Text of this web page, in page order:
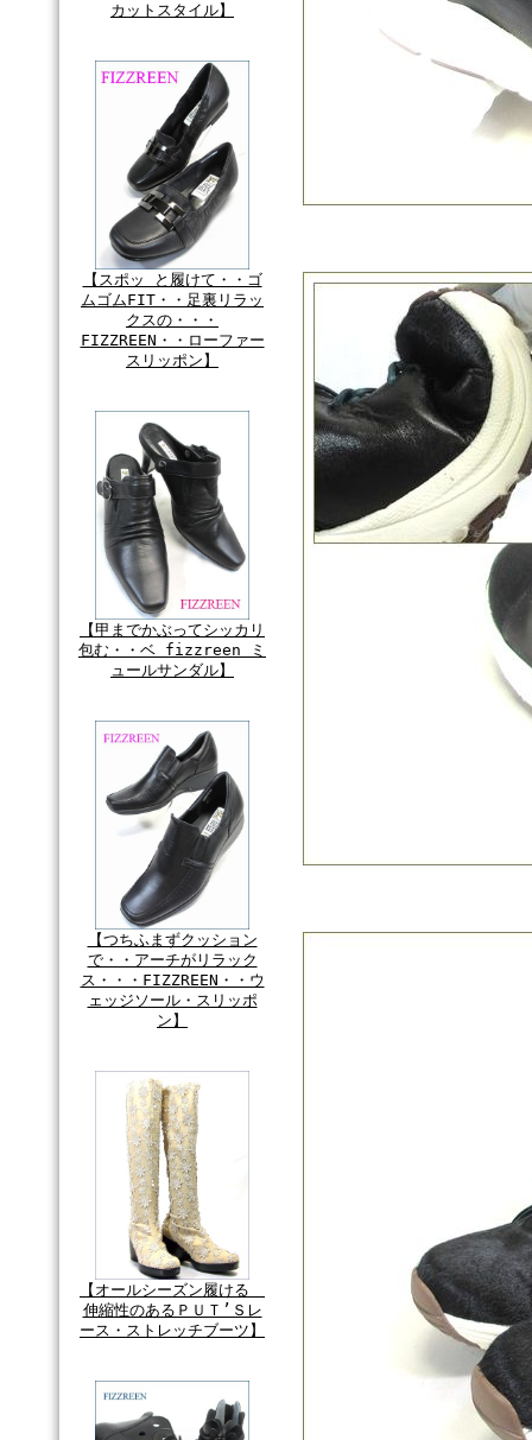
カットスタイル】
【スポッ と履けて・・ゴ
ムゴムFIT・・足裏リラッ
クスの・・・
FIZZREEN・・ローファー
スリッポン】
【甲までかぶってシッカリ
包む・・ベ fizzreen ミ
ュールサンダル】
【つちふまずクッション
で・・アーチがリラック
ス・・・FIZZREEN・・ウ
ェッジソール・スリッポ
ン】
【オールシーズン履ける
伸縮性のあるＰＵＴ’Ｓレ
ース・ストレッチブーツ】